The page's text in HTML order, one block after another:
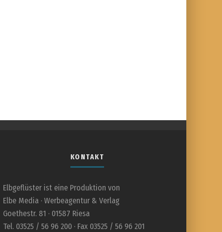
KONTAKT
Elbgeflüster ist eine Produktion von
Elbe Media · Werbeagentur & Verlag
Goethestr. 81 · 01587 Riesa
Tel. 03525 / 56 96 200 · Fax 03525 / 56 96 201